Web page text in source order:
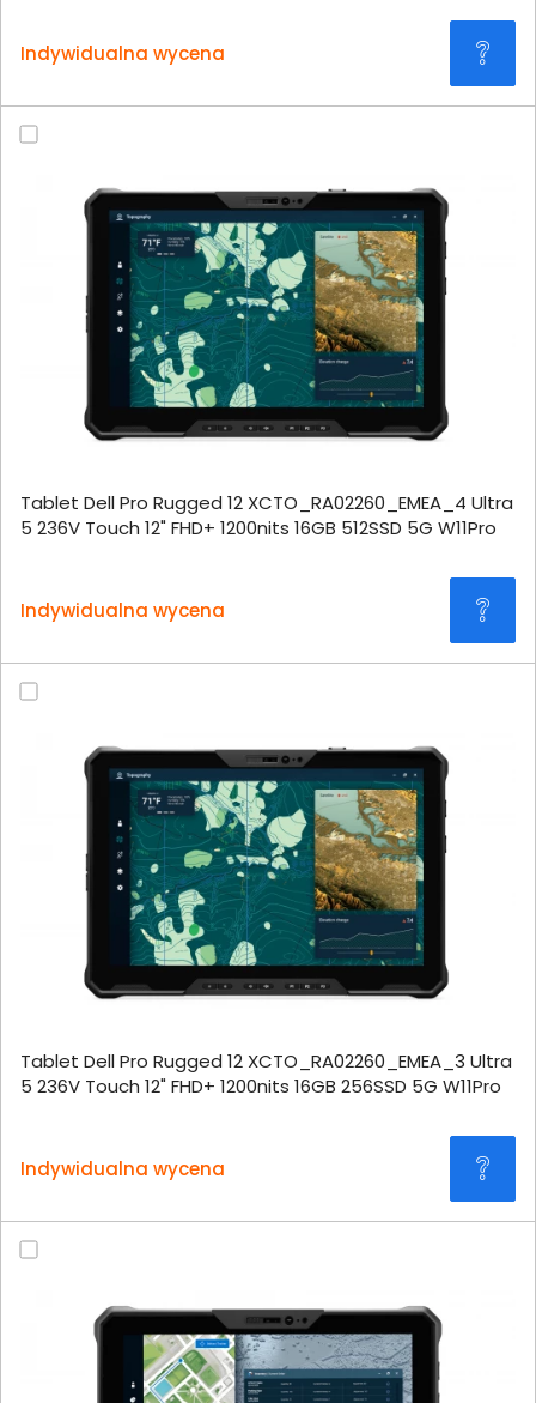
Indywidualna wycena
Tablet Dell Pro Rugged 12 XCTO_RA02260_EMEA_4 Ultra
5 236V Touch 12" FHD+ 1200nits 16GB 512SSD 5G W11Pro
Indywidualna wycena
Tablet Dell Pro Rugged 12 XCTO_RA02260_EMEA_3 Ultra
5 236V Touch 12" FHD+ 1200nits 16GB 256SSD 5G W11Pro
Indywidualna wycena